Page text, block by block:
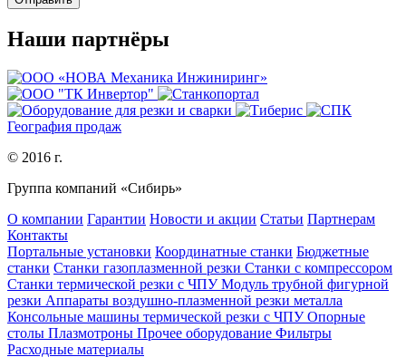
Наши партнёры
География продаж
© 2016 г.
Группа компаний «Сибирь»
О компании Гарантии Новости и акции Статьи Партнерам
Контакты
Портальные установки Координатные станки Бюджетные
станки Станки газоплазменной резки Станки с компрессором
Станки термической резки с ЧПУМодуль трубной фигурной
резки Аппараты воздушно-плазменной резки металла
Консольные машины термической резки с ЧПУОпорные
столы Плазмотроны Прочее оборудование Фильтры
Расходные материалы